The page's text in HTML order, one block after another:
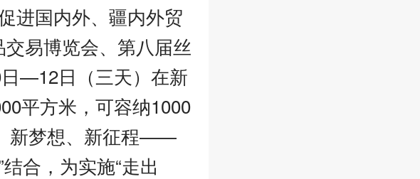
进国内外、疆内外贸
易博览会、第八届丝
—12日（三天）在新
平方米，可容纳1000
新梦想、新征程——
合，为实施“走出